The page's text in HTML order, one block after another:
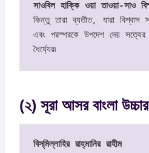
সাওবিল হাক্কি ওয়া তাওয়া-সাও
কিন্তু তারা ব্যতীত, যারা বিশ্বাস
এবং পরস্পরকে উপদেশ দেয়
ধৈর্য্যের৷
(২) সূরা আসর বাংলা
বিস্‌মিল্লাহির রাহ্‌মানির রাহীম